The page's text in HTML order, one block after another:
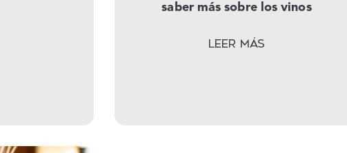
saber más sobre los vinos
Leer más